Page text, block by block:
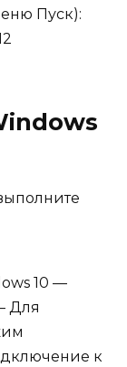
Пуск):
10 —
Для
к